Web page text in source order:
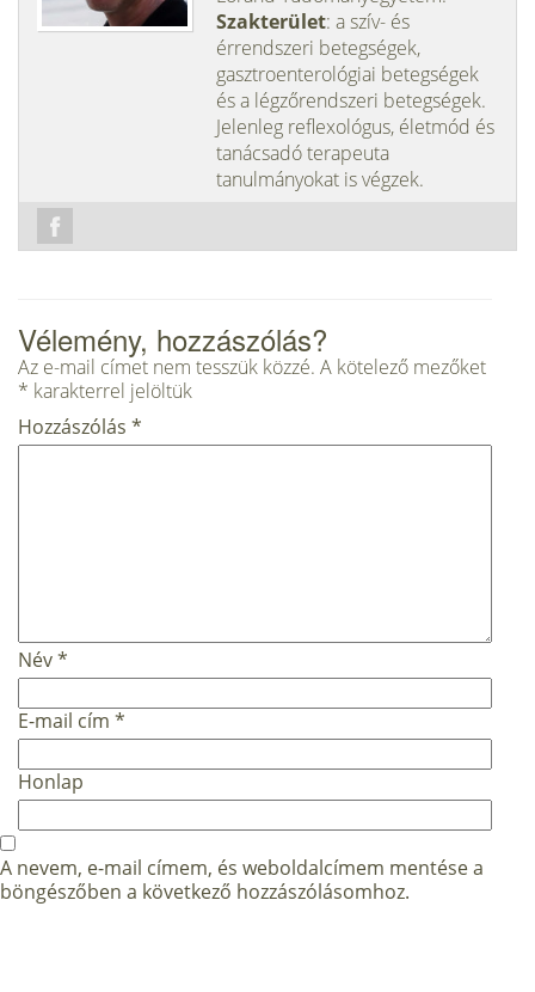
Szakterület: a szív- és
érrendszeri betegségek,
gasztroenterológiai betegségek
és a légzőrendszeri betegségek.
Jelenleg reflexológus, életmód és
tanácsadó terapeuta
tanulmányokat is végzek.
Vélemény, hozzászólás?
Az e-mail címet nem tesszük közzé. A kötelező mezőket
* karakterrel jelöltük
Hozzászólás *
Név*
E-mail cím *
Honlap
A nevem, e-mail címem, és weboldalcímem mentése a
böngészőben a következő hozzászólásomhoz.